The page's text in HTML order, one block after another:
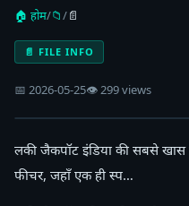
🏠 होम/📁/📄
📄 FILE INFO
📅 2026-05-25👁 299 views
लकी जैकपॉट इंडिया की सबसे खास
फीचर, जहाँ एक ही स्प…